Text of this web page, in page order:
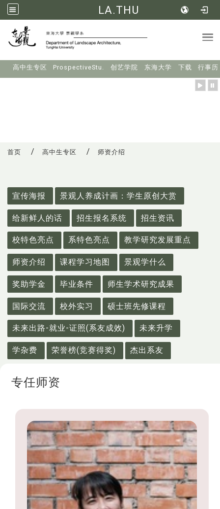
LA.THU
高中生专区 ProspectiveStu. 创艺学院 东海大学 下载 行事历
首页 高中生专区 师资介绍
宣传海报
景观人养成计画：学生原创大赏
给新鲜人的话 招生报名系统 招生资讯
校特色亮点 系特色亮点 教学研究发展重点
师资介绍 课程学习地图 景观学什么
奖助学金 毕业条件 师生学术研究成果
国际交流 校外实习 硕士班先修课程
未来出路-就业-证照(系友成效) 未来升学
学杂费 荣誉榜(竞赛得奖) 杰出系友
专任师资